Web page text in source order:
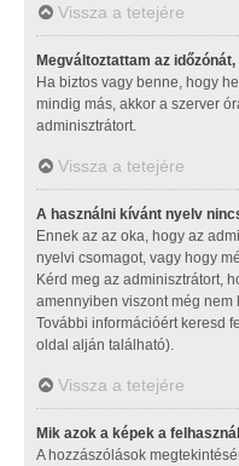
Vissza a tetejére
Megváltoztattam az
Ha biztos vagy benne, hogy
mindig más, akkor a szerver
adminisztrátort.
Vissza a tetejére
A használni kívánt nyelv
Ennek az az oka, hogy az
nyelvi csomagot, vagy hogy
Kérd meg az adminisztrátort,
amennyiben viszont még nem
További információért keresd
oldal alján található).
Vissza a tetejére
Mik azok a képek a
A hozzászólások